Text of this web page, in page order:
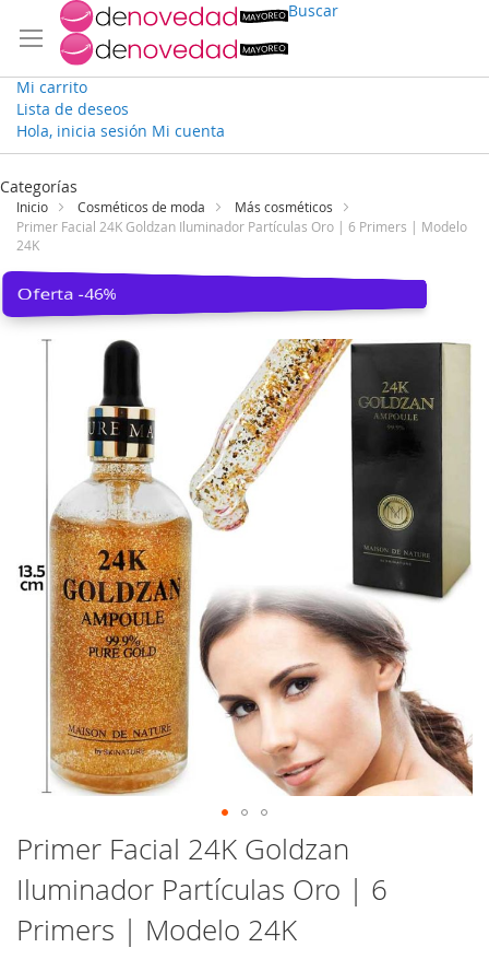
Buscar
Mi carrito
Lista de deseos
Hola, inicia sesión Mi cuenta
Ir
contenido
Categorías
Inicio Cosméticos de moda
Más cosméticos
Primer Facial 24K Goldzan Iluminador Partículas Oro | 6 Primers | Modelo
24K
Saltar
Oferta -46%
Saltar
al
comienzo
de
la
Primer Facial 24K Goldzan
Iluminador Partículas Oro | 6
Primers | Modelo 24K